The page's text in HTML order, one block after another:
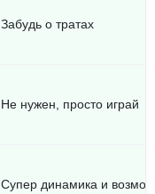
Забудь о тратах
Не нужен, просто играй
Супер динамика и